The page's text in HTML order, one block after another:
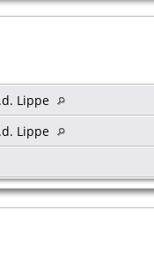
Lippe
Lippe